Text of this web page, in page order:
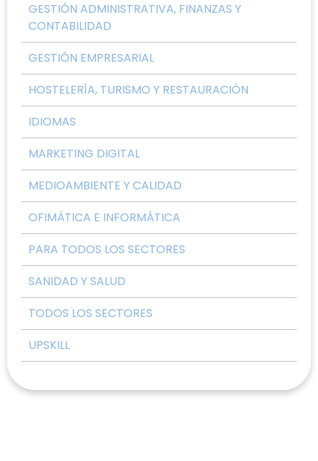
GESTIÓN ADMINISTRATIVA, FINANZAS Y
CONTABILIDAD
GESTIÓN EMPRESARIAL
HOSTELERÍA, TURISMO Y RESTAURACIÓN
IDIOMAS
MARKETING DIGITAL
MEDIOAMBIENTE Y CALIDAD
OFIMÁTICA E INFORMÁTICA
PARA TODOS LOS SECTORES
SANIDAD Y SALUD
TODOS LOS SECTORES
UPSKILL